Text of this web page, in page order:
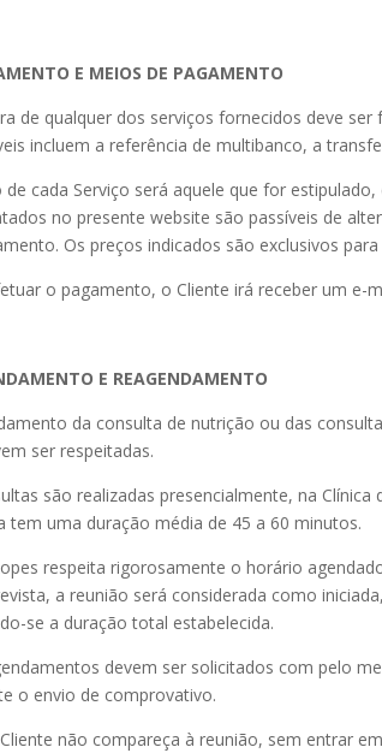
E MEIOS DE PAGAMENTO
de qualquer dos serviços fornecidos deve
incluem a referência de multibanco, a
de cada Serviço será aquele que for
no presente website são passíveis de
Os preços indicados são exclusivos
o pagamento, o Cliente irá receber um e-
E REAGENDAMENTO
da consulta de nutrição ou das
ser respeitadas.
são realizadas presencialmente, na
tem uma duração média de 45 a 60 minutos.
respeita rigorosamente o horário
a reunião será considerada como
se a duração total estabelecida.
devem ser solicitados com pelo
o envio de comprovativo.
não compareça à reunião, sem entrar